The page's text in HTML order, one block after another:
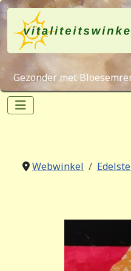
Gezonder met
Webwinkel